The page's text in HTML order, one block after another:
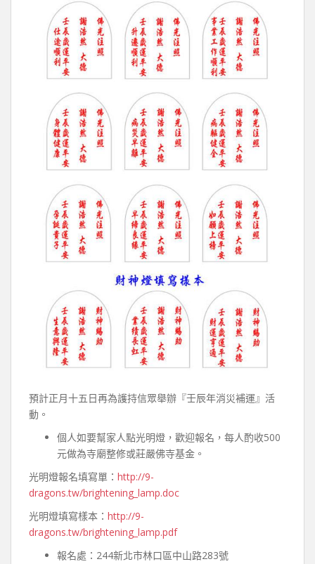
預計正月十五日再為護持信眾舉辦『壬辰年消災補運』活
動。
個人如要幫家人點光明燈，歡迎報名，每人酌收500
元做為寺廟整修或莊嚴佛寺基金。
光明燈報名填寫單： http://9-
dragons.tw/brightening_lamp.doc
光明燈填寫樣本： http://9-
dragons.tw/brightening_lamp.pdf
報名處：244新北市林口區中山路283號